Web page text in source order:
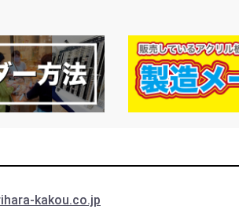
kakou.co.jp